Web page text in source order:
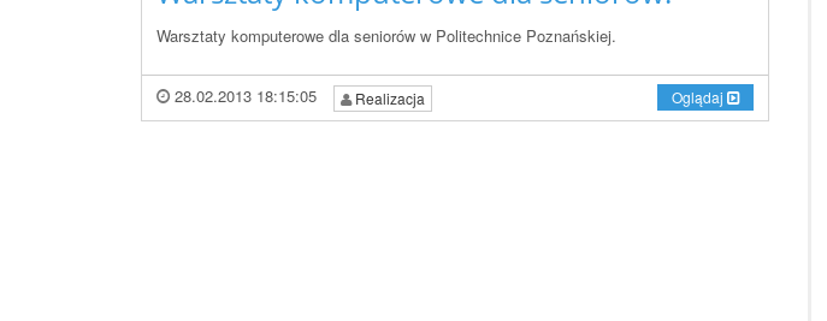
Warsztaty komputerowe dla seniorów w Politechnice Poznańskiej.
28.02.2013 18:15:05 Realizacja Oglądaj